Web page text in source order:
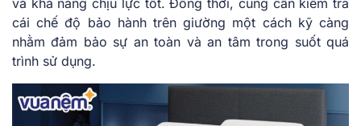
và khả năng chịu lực tốt. Đồng thời, cũng cần kiểm tra
cái chế độ bảo hành trên giường một cách kỹ càng
nhằm đảm bảo sự an toàn và an tâm trong suốt quá
trình sử dụng.